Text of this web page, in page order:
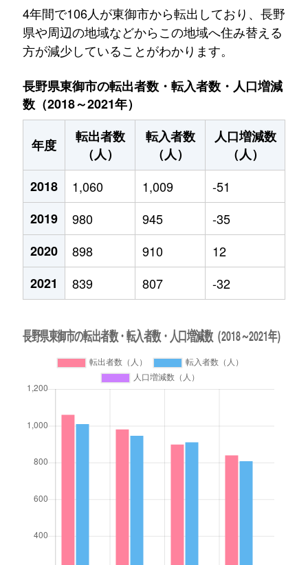
4年間で106人が東御市から転出しており、長野
県や周辺の地域などからこの地域へ住み替える
方が減少していることがわかります。
長野県東御市の転出者数・転入者数・人口増減
数（2018～2021年）
年度
転出者数
（人）
転入者数
（人）
人口増減数
（人）
2018
1,060 1,009
-51
2019
980 945
-35
2020
898 910
12
2021
839 807 -32